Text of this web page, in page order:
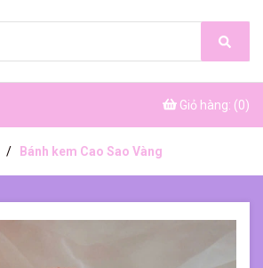
Giỏ hàng: (0)
/ Bánh kem Cao Sao Vàng